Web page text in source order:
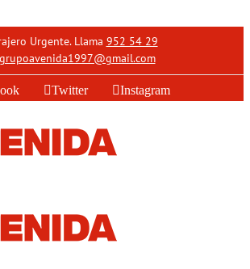
Urgente. Llama 952 54 29
Twitter Instagram